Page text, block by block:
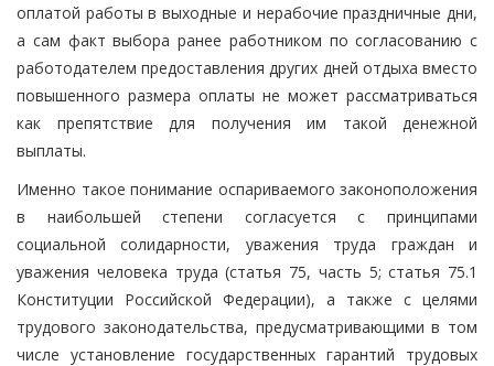
оплатой работы в выходные и нерабочие праздничные дни,
а сам факт выбора ранее работником по согласованию с
работодателем предоставления других дней отдыха вместо
повышенного размера оплаты не может рассматриваться
как препятствие для получения им такой денежной
выплаты.
Именно такое понимание оспариваемого законоположения
в наибольшей степени согласуется с принципами
социальной солидарности, уважения труда граждан и
уважения человека труда (статья 75, часть 5; статья 75.1
Конституции Российской Федерации), а также с целями
трудового законодательства, предусматривающими в том
числе установление государственных гарантий трудовых